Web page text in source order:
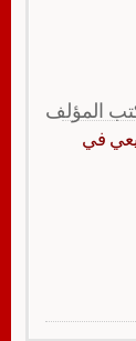
المؤلف
في